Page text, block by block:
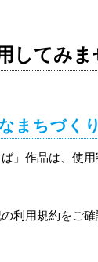
してみま
まちづくり
」作品は、使
利用規約をご